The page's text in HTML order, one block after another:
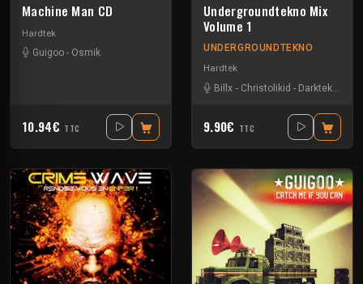
Machine Man CD
Hardtek
Guigoo - Osmik
10.94€ TTC
Undergroundtekno Mix
Volume 1
UNDERGROUNDTEKNO
Hardtek
Billx - Christolikid - Darktek-
9.90€ TTC